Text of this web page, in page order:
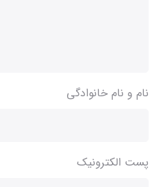
نام و نام خانوادگی
پست الکترونیک